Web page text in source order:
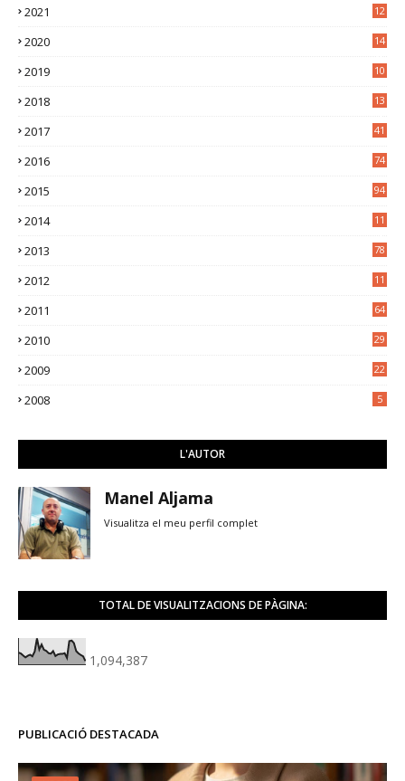
2021
12
2020
14
2019
10
2018
13
2017 41
2016 74
2015 94
2014
11
2013 78
2012
11
2011 64
2010 29
2009 22
2008 5
L'AUTOR
Manel Aljama
Visualitza el meu perfil complet
TOTAL DE VISUALITZACIONS DE PÀGINA:
1,094,387
PUBLICACIÓ DESTACADA